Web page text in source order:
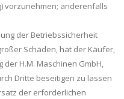
vorzunehmen; anderenfalls
der Betriebssicherheit
Schäden, hat der Käufer,
H.M. Maschinen GmbH,
Dritte beseitigen zu lassen
der erforderlichen